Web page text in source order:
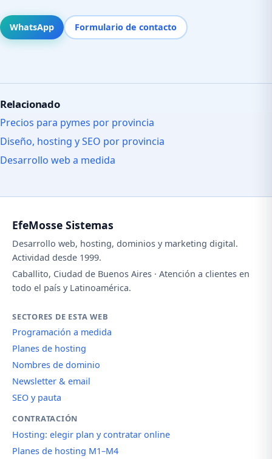
WhatsApp Formulario de contacto
Relacionado
Precios para pymes por provincia
Diseño, hosting y SEO por provincia
Desarrollo web a medida
EfeMosse Sistemas
Desarrollo web, hosting, dominios y marketing digital.
Actividad desde 1999.
Caballito, Ciudad de Buenos Aires · Atención a clientes en
todo el país y Latinoamérica.
SECTORES DE ESTA WEB
Programación a medida
Planes de hosting
Nombres de dominio
Newsletter & email
SEO y pauta
CONTRATACIÓN
Hosting: elegir plan y contratar online
Planes de hosting M1–M4